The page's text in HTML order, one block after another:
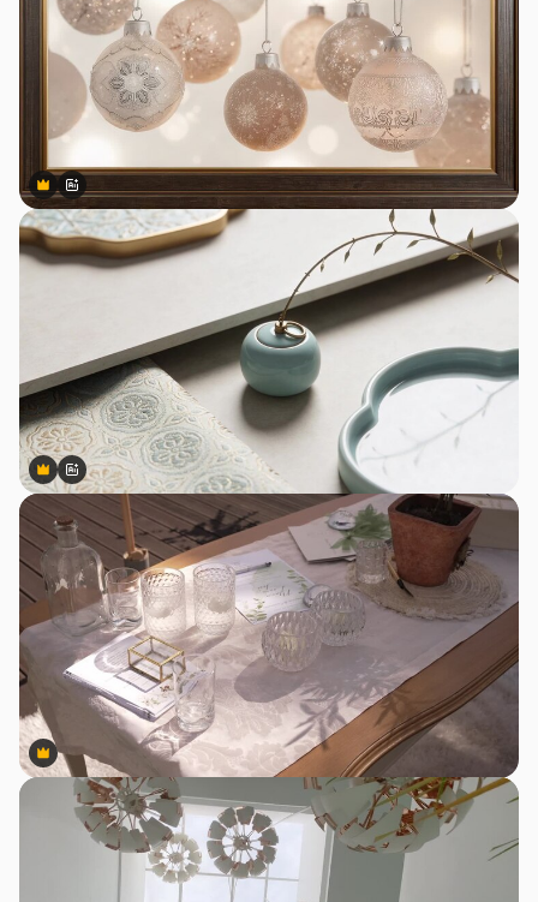
Premium
Premium
สร้างขึ้นโดย AI
Premium
Premium
สร้างขึ้นโดย AI
Premium
Premium